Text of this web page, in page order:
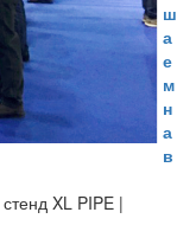
ш
а
е
м
н
а
в
XL PIPE |